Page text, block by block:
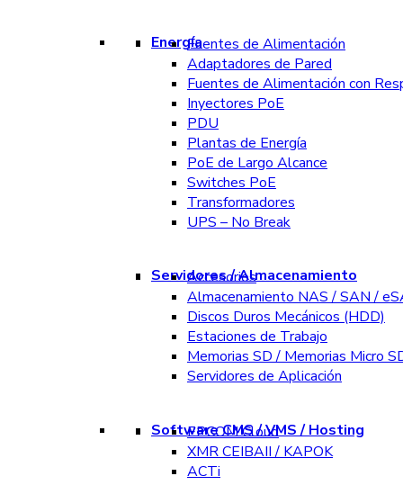
EnergíaFuentes de Alimentación
Adaptadores de Pared
Fuentes de Alimentación con
Inyectores PoE
PDU
Plantas de Energía
PoE de Largo Alcance
Switches PoE
Transformadores
UPS – No Break
Servidores / Almacenamiento
Accesorios
Almacenamiento NAS / SAN /
Discos Duros Mecánicos (HDD)
Estaciones de Trabajo
Memorias SD / Memorias Micro
Servidores de Aplicación
Software CMS / VMS / Hosting
EPCOM Cloud
XMR CEIBAII / KAPOK
ACTi